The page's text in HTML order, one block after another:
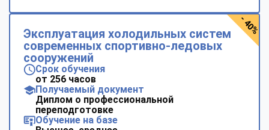
Эксплуатация холодильных систем
современных спортивно-ледовых
сооружений
Срок обучения
от 256 часов
Получаемый документ
Диплом о профессиональной
переподготовке
Обучение на базе
- 40%